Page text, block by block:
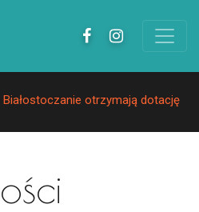
Białostoczanie otrzymają dotację